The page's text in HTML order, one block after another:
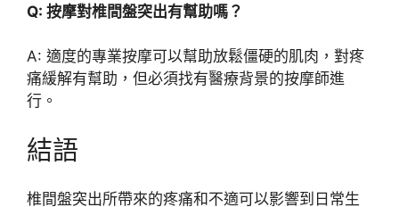
Q: 按摩對椎間盤突出有幫助嗎？
A: 適度的專業按摩可以幫助放鬆僵硬的肌肉，對疼
痛緩解有幫助，但必須找有醫療背景的按摩師進
行。
結語
椎間盤突出所帶來的疼痛和不適可以影響到日常生